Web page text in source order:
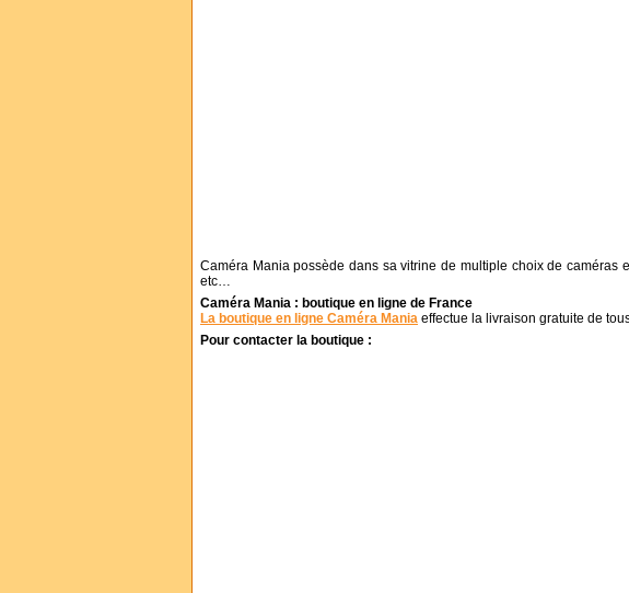
Caméra Mania possède dans sa vitrine de multiple choix de caméras
etc…
Caméra Mania : boutique en ligne de France
La boutique en ligne Caméra Mania effectue la livraison gratuite de
Pour contacter la boutique :